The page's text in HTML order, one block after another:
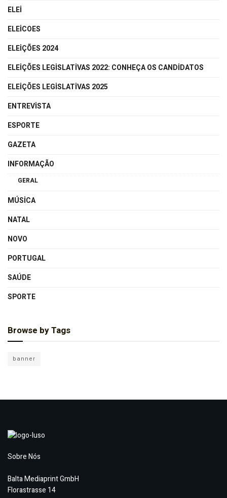
ELEI
ELEICOES
ELEIÇÕES 2024
ELEIÇÕES LEGISLATIVAS 2022: CONHEÇA OS CANDIDATOS
ELEIÇÕES LEGISLATIVAS 2025
ENTREVISTA
ESPORTE
GAZETA
INFORMAÇÃO
GERAL
MÚSICA
NATAL
NOVO
PORTUGAL
SAÚDE
SPORTE
Browse by Tags
banner
Sobre Nós
Balta Mediaprint GmbH
Florastrasse 14